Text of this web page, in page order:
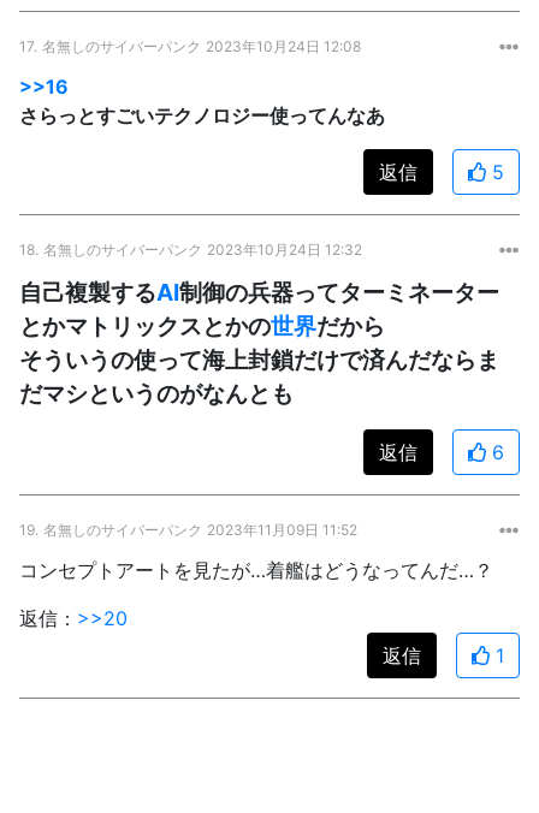
17. 名無しのサイバーパンク 2023年10月24日 12:08
>>16
さらっとすごいテクノロジー使ってんなあ
返信 5
18. 名無しのサイバーパンク 2023年10月24日 12:32
自己複製するAI制御の兵器ってターミネーター
とかマトリックスとかの世界だから
そういうの使って海上封鎖だけで済んだならま
だマシというのがなんとも
返信 6
19. 名無しのサイバーパンク 2023年11月09日 11:52
コンセプトアートを見たが…着艦はどうなってんだ…？
返信： >>20
返信
1